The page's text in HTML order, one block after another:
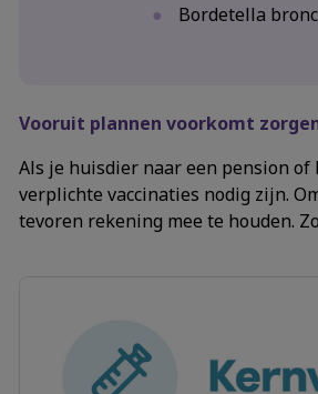
Bordetella
Vooruit plannen voorkomt
Als je huisdier naar een pension
verplichte vaccinaties nodig zijn.
tevoren rekening mee te houden.